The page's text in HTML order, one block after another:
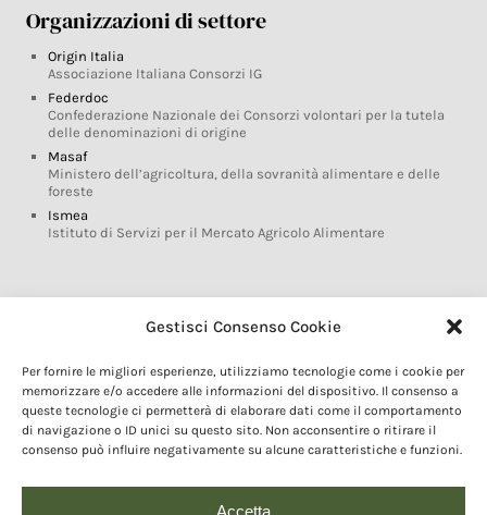
Gestisci Consenso Cookie
Per fornire le migliori esperienze, utilizziamo tecnologie come i cookie per
memorizzare e/o accedere alle informazioni del dispositivo. Il consenso a
queste tecnologie ci permetterà di elaborare dati come il comportamento
di navigazione o ID unici su questo sito. Non acconsentire o ritirare il
consenso può influire negativamente su alcune caratteristiche e funzioni.
Accetta
Organizzazioni di settore
Origin Italia
Associazione Italiana Consorzi IG
Federdoc
Confederazione Nazionale dei Consorzi volontari per la tutela
delle denominazioni di origine
Masaf
Ministero dell’agricoltura, della sovranità alimentare e delle
foreste
Ismea
Istituto di Servizi per il Mercato Agricolo Alimentare
Glossario DOP IGP
Marchi DOP IGP
Normativa prodotti DOP IGP
Consorzi di Tutela
Farm To Fork e prodotti DOP IGP